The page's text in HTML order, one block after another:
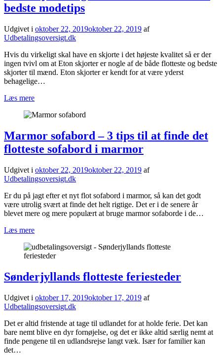
bedste modetips
Udgivet i oktober 22, 2019oktober 22, 2019 af
Udbetalingsoversigt.dk
Hvis du virkeligt skal have en skjorte i det højeste kvalitet så er der
ingen tvivl om at Eton skjorter er nogle af de både flotteste og bedste
skjorter til mænd. Eton skjorter er kendt for at være yderst
behagelige…
Læs mere
Marmor sofabord – 3 tips til at finde det
flotteste sofabord i marmor
Udgivet i oktober 22, 2019oktober 22, 2019 af
Udbetalingsoversigt.dk
Er du på jagt efter et nyt flot sofabord i marmor, så kan det godt
være utrolig svært at finde det helt rigtige. Det er i de senere år
blevet mere og mere populært at bruge marmor sofaborde i de…
Læs mere
Sønderjyllands flotteste feriesteder
Udgivet i oktober 17, 2019oktober 17, 2019 af
Udbetalingsoversigt.dk
Det er altid fristende at tage til udlandet for at holde ferie. Det kan
bare nemt blive en dyr fornøjelse, og det er ikke altid særlig nemt at
finde pengene til en udlandsrejse langt væk. Især for familier kan
det…